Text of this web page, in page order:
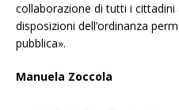
collaborazione di tutti i cittadini
disposizioni dell’ordinanza
pubblica».
Manuela Zoccola